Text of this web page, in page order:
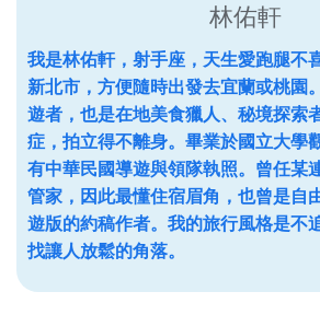
林佑軒
我是林佑軒，射手座，天生愛跑腿不
新北市，方便隨時出發去宜蘭或桃園
遊者，也是在地美食獵人、秘境探索
症，拍立得不離身。畢業於國立大學
有中華民國導遊與領隊執照。曾任某
管家，因此最懂住宿眉角，也曾是自
遊版的約稿作者。我的旅行風格是不
找讓人放鬆的角落。